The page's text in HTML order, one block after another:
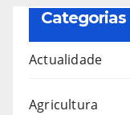
Categorias
Actualidade
Agricultura